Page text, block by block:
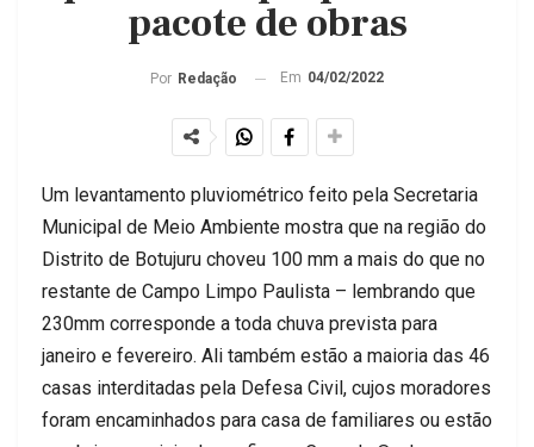
pacote de obras
Por Redação Em 04/02/2022
Um levantamento pluviométrico feito pela Secretaria
Municipal de Meio Ambiente mostra que na região do
Distrito de Botujuru choveu 100 mm a mais do que no
restante de Campo Limpo Paulista – lembrando que
230mm corresponde a toda chuva prevista para
janeiro e fevereiro. Ali também estão a maioria das 46
casas interditadas pela Defesa Civil, cujos moradores
foram encaminhados para casa de familiares ou estão